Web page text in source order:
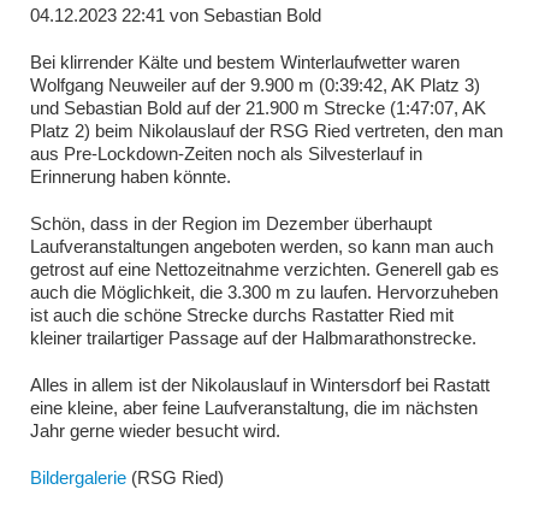
04.12.2023 22:41 von Sebastian Bold
Bei klirrender Kälte und bestem Winterlaufwetter waren
Wolfgang Neuweiler auf der 9.900 m (0:39:42, AK Platz 3)
und Sebastian Bold auf der 21.900 m Strecke (1:47:07, AK
Platz 2) beim Nikolauslauf der RSG Ried vertreten, den man
aus Pre-Lockdown-Zeiten noch als Silvesterlauf in
Erinnerung haben könnte.
Schön, dass in der Region im Dezember überhaupt
Laufveranstaltungen angeboten werden, so kann man auch
getrost auf eine Nettozeitnahme verzichten. Generell gab es
auch die Möglichkeit, die 3.300 m zu laufen. Hervorzuheben
ist auch die schöne Strecke durchs Rastatter Ried mit
kleiner trailartiger Passage auf der Halbmarathonstrecke.
Alles in allem ist der Nikolauslauf in Wintersdorf bei Rastatt
eine kleine, aber feine Laufveranstaltung, die im nächsten
Jahr gerne wieder besucht wird.
Bildergalerie(RSG Ried)